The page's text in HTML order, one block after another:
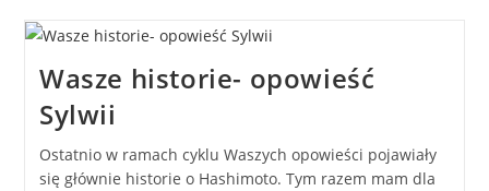
Wasze historie- opowieść
Sylwii
Ostatnio w ramach cyklu Waszych opowieści pojawiały
się głównie historie o Hashimoto. Tym razem mam dla